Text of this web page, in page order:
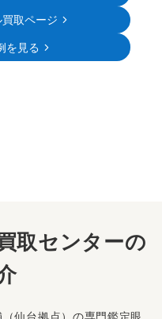
取ページ
を見る
取センターの
仙台拠点）の専門鑑定眼